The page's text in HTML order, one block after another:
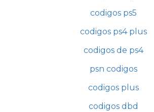
codigos ps5
codigos ps4 plus
codigos de ps4
psn codigos
codigos plus
codigos dbd